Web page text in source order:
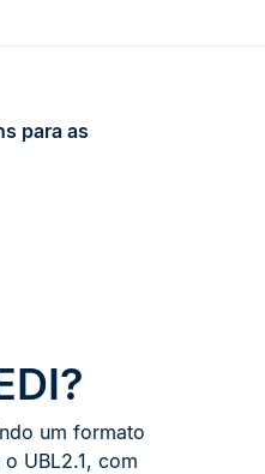
para as
um formato
UBL2.1, com